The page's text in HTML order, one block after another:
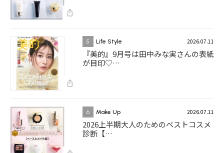
5 Life Style 2026.07.11
『美的』9月号は田中みな実さんの表紙
が目印♡…
6 Make Up 2026.07.11
2026上半期大人のためのベストコスメ
診断【…